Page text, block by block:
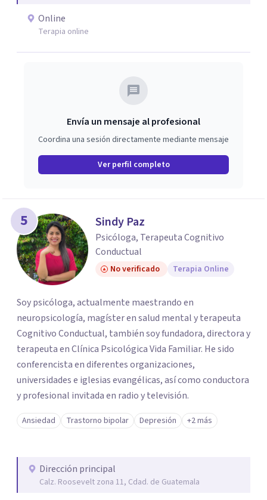
Online
Terapia online
Envía un mensaje al profesional
Coordina una sesión directamente mediante mensaje
Ver perfil completo
5 Sindy Paz
Psicóloga, Terapeuta Cognitivo
Conductual
No verificado Terapia Online
Soy psicóloga, actualmente maestrando en
neuropsicología, magíster en salud mental y terapeuta
Cognitivo Conductual, también soy fundadora, directora y
terapeuta en Clínica Psicológica Vida Familiar. He sido
conferencista en diferentes organizaciones,
universidades e iglesias evangélicas, así como conductora
y profesional invitada en radio y televisión.
Ansiedad Trastorno bipolar Depresión +2 más
Dirección principal
Calz. Roosevelt zona 11, Cdad. de Guatemala